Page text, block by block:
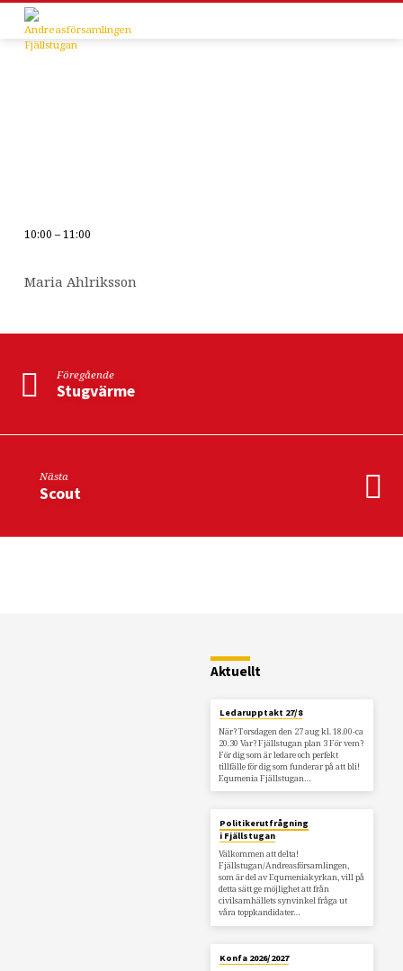
om
identitet
10:00 – 11:00
Maria Ahlriksson
Föregående
Stugvärme
Nästa
Scout
Aktuellt
Ledarupptakt 27/8
När? Torsdagen den 27 aug kl. 18.00-ca
20.30 Var? Fjällstugan plan 3 För vem?
För dig som är ledare och perfekt
tillfälle för dig som funderar på att bli!
Equmenia Fjällstugan…
Politikerutfrågning
i Fjällstugan
Välkommen att delta!
Fjällstugan/Andreasförsamlingen,
som är del av Equmeniakyrkan, vill på
detta sätt ge möjlighet att från
civilsamhällets synvinkel fråga ut
våra toppkandidater…
Konfa 2026/2027